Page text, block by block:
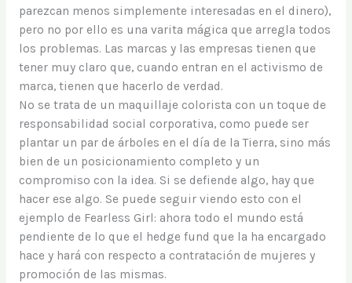
parezcan menos simplemente interesadas en el dinero),
pero no por ello es una varita mágica que arregla todos
los problemas. Las marcas y las empresas tienen que
tener muy claro que, cuando entran en el activismo de
marca, tienen que hacerlo de verdad.
No se trata de un maquillaje colorista con un toque de
responsabilidad social corporativa, como puede ser
plantar un par de árboles en el día de la Tierra, sino más
bien de un posicionamiento completo y un
compromiso con la idea. Si se defiende algo, hay que
hacer ese algo. Se puede seguir viendo esto con el
ejemplo de Fearless Girl: ahora todo el mundo está
pendiente de lo que el hedge fund que la ha encargado
hace y hará con respecto a contratación de mujeres y
promoción de las mismas.